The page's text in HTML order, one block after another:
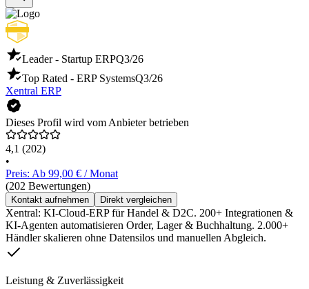
Leader - Startup ERPQ3/26
Top Rated - ERP SystemsQ3/26
Xentral ERP
Dieses Profil wird vom Anbieter betrieben
4,1 (202)
•
Preis: Ab 99,00 € / Monat
(202 Bewertungen)
Kontakt aufnehmen Direkt vergleichen
Xentral: KI-Cloud-ERP für Handel & D2C. 200+ Integrationen &
KI-Agenten automatisieren Order, Lager & Buchhaltung. 2.000+
Händler skalieren ohne Datensilos und manuellen Abgleich.
Leistung & Zuverlässigkeit